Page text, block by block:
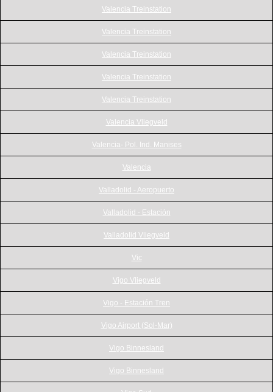
Valencia Treinstation
Valencia Treinstation
Valencia Treinstation
Valencia Treinstation
Valencia Treinstation
Valencia Vliegveld
Valencia- Pol. Ind. Manises
Valencia
Valladolid - Aeropuerto
Valladolid - Estación
Valladolid Vliegveld
Vic
Vigo Vliegveld
Vigo - Estación Tren
Vigo Airport (Sol-Mar)
Vigo Binnesland
Vigo Binnesland